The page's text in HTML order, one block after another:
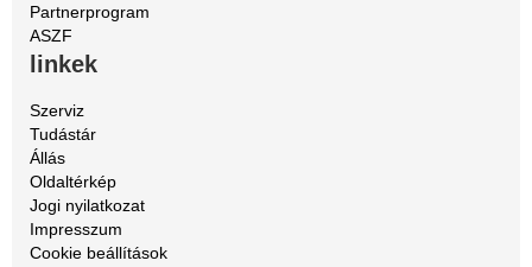
Partnerprogram
ASZF
linkek
Szerviz
Tudástár
Állás
Oldaltérkép
Jogi nyilatkozat
Impresszum
Cookie beállítások